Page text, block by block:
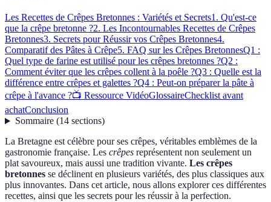
Les Recettes de Crêpes Bretonnes : Variétés et Secrets1. Qu'est-ce
que la crêpe bretonne ?2. Les Incontournables Recettes de Crêpes
Bretonnes3. Secrets pour Réussir vos Crêpes Bretonnes4.
Comparatif des Pâtes à Crêpe5. FAQ sur les Crêpes BretonnesQ1 :
Quel type de farine est utilisé pour les crêpes bretonnes ?Q2 :
Comment éviter que les crêpes collent à la poêle ?Q3 : Quelle est la
différence entre crêpes et galettes ?Q4 : Peut-on préparer la pâte à
crêpe à l'avance ?📺 Ressource VidéoGlossaireChecklist avant
achatConclusion
Sommaire(14 sections)
La Bretagne est célèbre pour ses crêpes, véritables emblèmes de la
gastronomie française. Les crêpes représentent non seulement un
plat savoureux, mais aussi une tradition vivante. Les crêpes
bretonnes se déclinent en plusieurs variétés, des plus classiques aux
plus innovantes. Dans cet article, nous allons explorer ces différentes
recettes, ainsi que les secrets pour les réussir à la perfection.